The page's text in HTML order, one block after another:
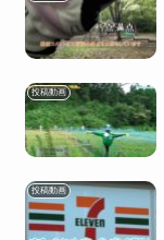
投稿動画
投稿動画